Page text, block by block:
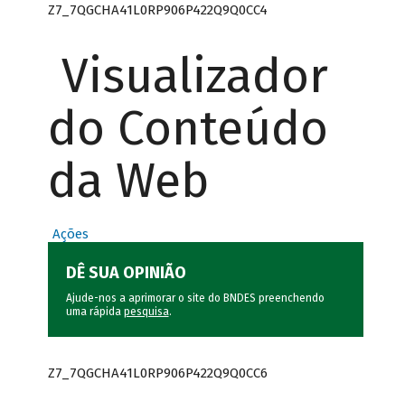
Z7_7QGCHA41L0RP906P422Q9Q0CC4
Visualizador
do Conteúdo
da Web
Ações
DÊ SUA OPINIÃO
Ajude-nos a aprimorar o site do BNDES preenchendo
uma rápida pesquisa.
Z7_7QGCHA41L0RP906P422Q9Q0CC6